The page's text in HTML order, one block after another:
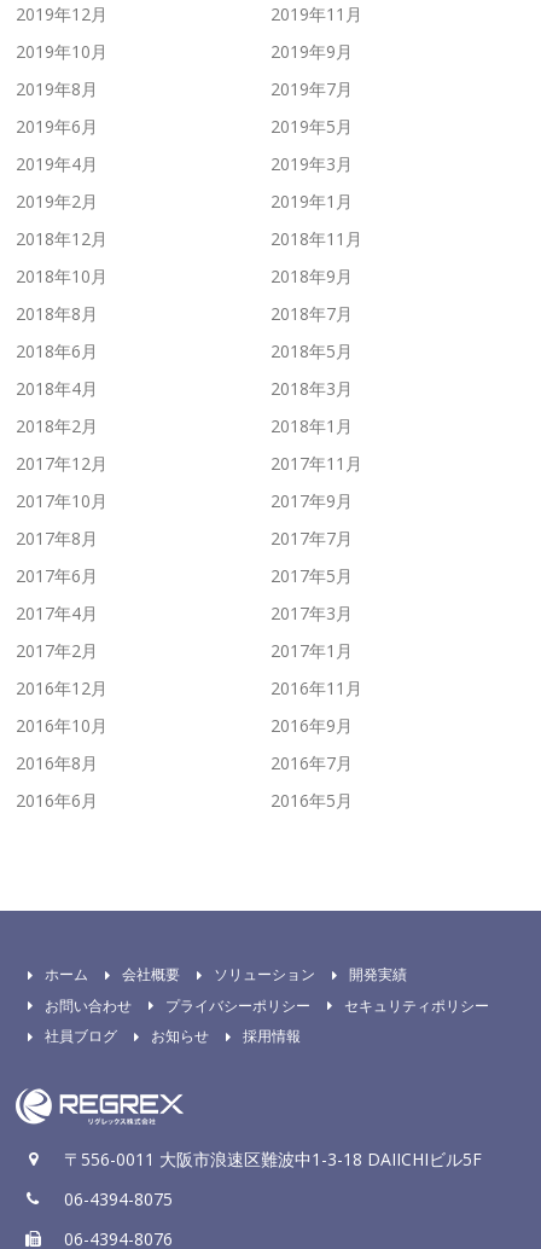
2019年12月
2019年11月
2019年10月
2019年9月
2019年8月
2019年7月
2019年6月
2019年5月
2019年4月
2019年3月
2019年2月
2019年1月
2018年12月
2018年11月
2018年10月
2018年9月
2018年8月
2018年7月
2018年6月
2018年5月
2018年4月
2018年3月
2018年2月
2018年1月
2017年12月
2017年11月
2017年10月
2017年9月
2017年8月
2017年7月
2017年6月
2017年5月
2017年4月
2017年3月
2017年2月
2017年1月
2016年12月
2016年11月
2016年10月
2016年9月
2016年8月
2016年7月
2016年6月
2016年5月
ホーム 会社概要 ソリューション
開発実績
お問い合わせ
プライバシーポリシー
セキュリティポリシー
社員ブログ
お知らせ 採用情報
〒556-0011 大阪市浪速区難波中1-3-18 DAIICHIビル5F
06-4394-8075
06-4394-8076